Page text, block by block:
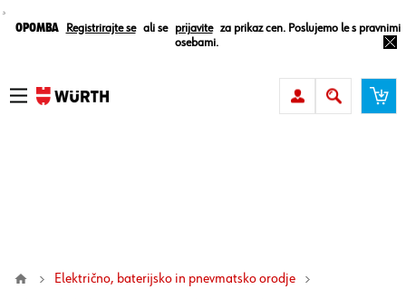
¸
Opomba Registrirajte se ali se prijavite
za prikaz cen. Poslujemo le s pravnimi
osebami.
Električno, baterijsko in pnevmatsko orodje